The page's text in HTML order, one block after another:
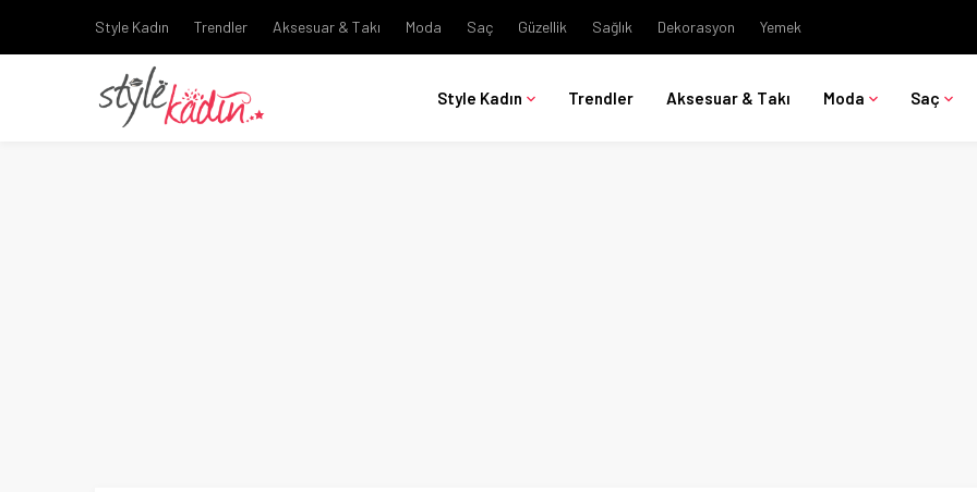
Style Kadın Trendler Aksesuar & Takı Moda Saç Güzellik Sağlık Dekorasyon Yemek
Style Kadın Trendler Aksesuar & Takı Moda Saç